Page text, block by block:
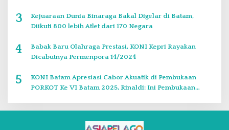
3
Kejuaraan Dunia Binaraga Bakal Digelar di Batam,
Diikuti 800 lebih Atlet dari 170 Negara
4
Babak Baru Olahraga Prestasi, KONI Kepri Rayakan
Dicabutnya Permenpora 14/2024
5
KONI Batam Apresiasi Cabor Akuatik di Pembukaan
PORKOT Ke VI Batam 2025, Rinaldi: Ini Pembukaan